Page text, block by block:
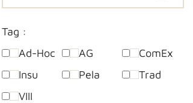
Tag :
Ad-Hoc
AG
ComEx
Insu
Pela
Trad
VIII